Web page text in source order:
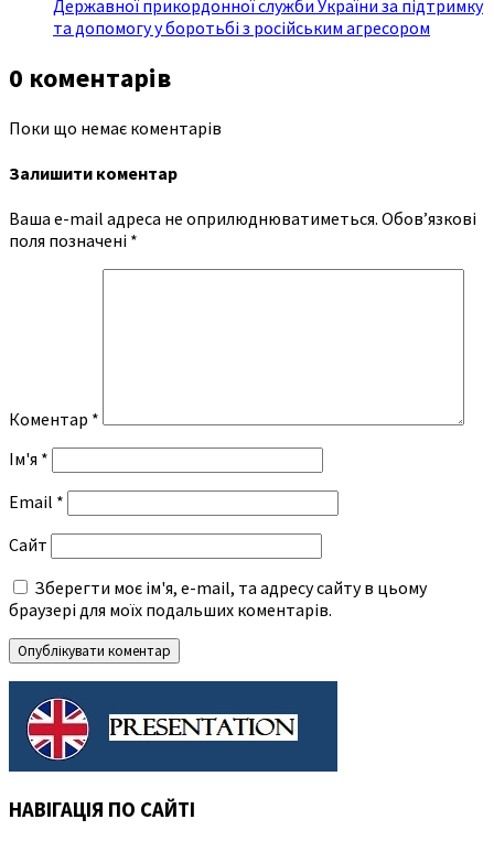
Державної прикордонної служби України за підтримку
та допомогу у боротьбі з російським агресором
0 коментарів
Поки що немає коментарів
Залишити коментар
Ваша e-mail адреса не оприлюднюватиметься. Обов’язкові
поля позначені *
Коментар *
Ім'я *
Email *
Сайт
Зберегти моє ім'я, e-mail, та адресу сайту в цьому
браузері для моїх подальших коментарів.
НАВІГАЦІЯ ПО САЙТІ